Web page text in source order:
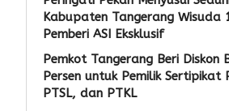
Kabupaten Tangerang Wisuda
Pemberi ASI Eksklusif
Pemkot Tangerang Beri Diskon
Persen untuk Pemilik Sertipikat
PTSL, dan PTKL